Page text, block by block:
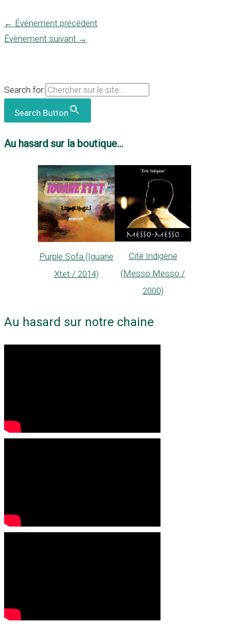
← Évènement précédent
Évènement suivant →
Search for:
Search Button
Au hasard sur la boutique...
Purple Sofa (Iguane
Xtet / 2014)
Cité Indigène
(Messo Messo /
2000)
Au hasard sur notre chaine